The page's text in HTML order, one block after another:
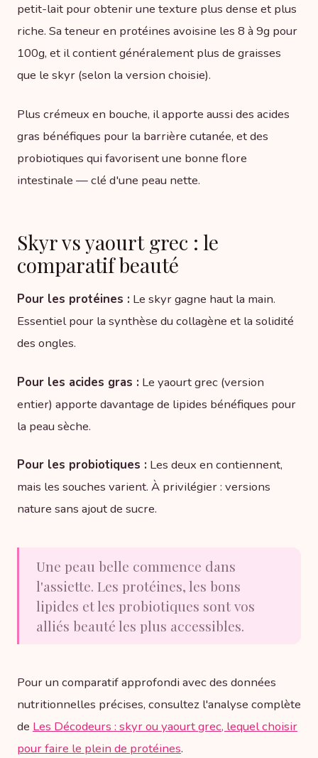
petit-lait pour obtenir une texture plus dense et plus
riche. Sa teneur en protéines avoisine les 8 à 9g pour
100g, et il contient généralement plus de graisses
que le skyr (selon la version choisie).
Plus crémeux en bouche, il apporte aussi des acides
gras bénéfiques pour la barrière cutanée, et des
probiotiques qui favorisent une bonne flore
intestinale — clé d'une peau nette.
Skyr vs yaourt grec : le
comparatif beauté
Pour les protéines : Le skyr gagne haut la main.
Essentiel pour la synthèse du collagène et la solidité
des ongles.
Pour les acides gras : Le yaourt grec (version
entier) apporte davantage de lipides bénéfiques pour
la peau sèche.
Pour les probiotiques : Les deux en contiennent,
mais les souches varient. À privilégier : versions
nature sans ajout de sucre.
Une peau belle commence dans
l'assiette. Les protéines, les bons
lipides et les probiotiques sont vos
alliés beauté les plus accessibles.
Pour un comparatif approfondi avec des données
nutritionnelles précises, consultez l'analyse complète
de Les Décodeurs : skyr ou yaourt grec, lequel choisir
pour faire le plein de protéines.